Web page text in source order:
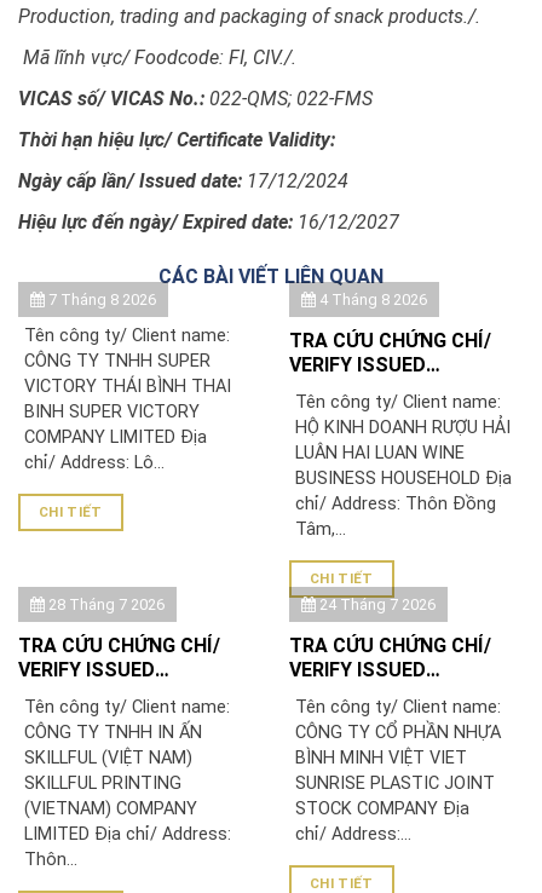
Production, trading and packaging of snack products./.
Mã lĩnh vực/ Foodcode: FI, CIV./.
VICAS số/ VICAS No.: 022-QMS; 022-FMS
Thời hạn hiệu lực/ Certificate Validity:
Ngày cấp lần/ Issued date: 17/12/2024
Hiệu lực đến ngày/ Expired date: 16/12/2027
CÁC BÀI VIẾT LIÊN QUAN
7 Tháng 8 2026
Tên công ty/ Client name:
CÔNG TY TNHH SUPER
VICTORY THÁI BÌNH THAI
BINH SUPER VICTORY
COMPANY LIMITED Địa
chỉ/ Address: Lô...
CHI TIẾT
4 Tháng 8 2026
TRA CỨU CHỨNG CHỈ/
VERIFY ISSUED
DOANH RƯỢU HẢI LUÂN
Tên công ty/ Client name:
HỘ KINH DOANH RƯỢU HẢI
LUÂN HAI LUAN WINE
BUSINESS HOUSEHOLD Địa
chỉ/ Address: Thôn Đồng
Tâm,...
CHI TIẾT
28 Tháng 7 2026
TRA CỨU CHỨNG CHỈ/
VERIFY ISSUED
TNHH IN ẤN SKILLFUL
(VIỆT NAM)/ SKILLFUL
PRINTING (VIETNAM)
COMPANY LIMITED
Tên công ty/ Client name:
CÔNG TY TNHH IN ẤN
SKILLFUL (VIỆT NAM)
SKILLFUL PRINTING
(VIETNAM) COMPANY
LIMITED Địa chỉ/ Address:
Thôn...
24 Tháng 7 2026
TRA CỨU CHỨNG CHỈ/
VERIFY ISSUED
CỔ PHẦN NHỰA BÌNH
MINH VIỆT
Tên công ty/ Client name:
CÔNG TY CỔ PHẦN NHỰA
BÌNH MINH VIỆT VIET
SUNRISE PLASTIC JOINT
STOCK COMPANY Địa
chỉ/ Address:...
CHI TIẾT